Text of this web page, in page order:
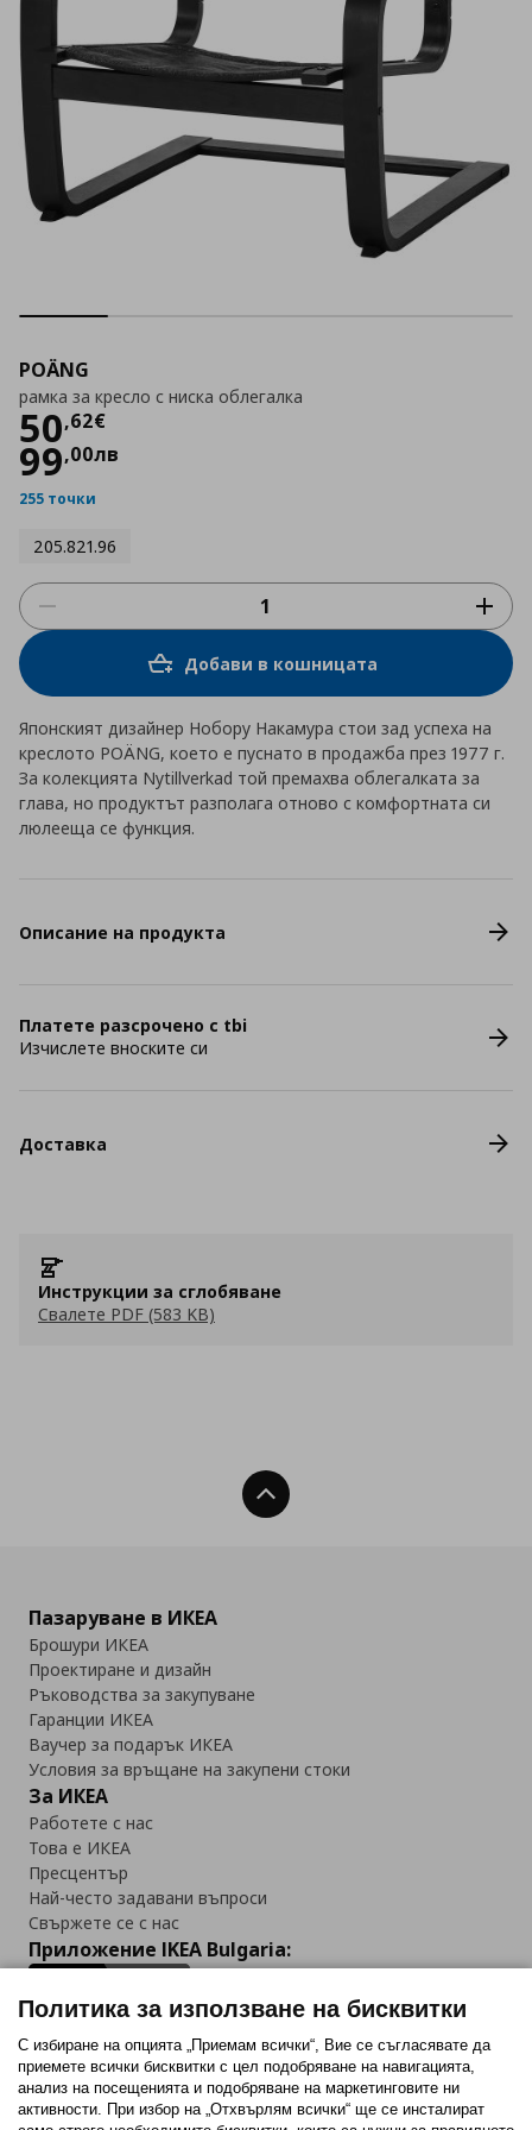
POÄNG
рамка за кресло с ниска облегалка
50,62€
Цена
99,00лв
255 точки
205.821.96
Добави в кошницата
Японският дизайнер Нобору Накамура стои зад успеха на
креслото POÄNG, което е пуснато в продажба през 1977 г.
За колекцията Nytillverkad той премахва облегалката за
глава, но продуктът разполага отново с комфортната си
люлееща се функция.
Описание на продукта
Платете разсрочено с tbi
Изчислете вноските си
Доставка
Инструкции за сглобяване
Свалете PDF (583 KB)
Нагоре
Пазаруване в ИКЕА
Брошури ИКЕА
Проектиране и дизайн
Ръководства за закупуване
Гаранции ИКЕА
Ваучер за подарък ИКЕА
Условия за връщане на закупени стоки
За ИКЕА
Работете с нас
Това е ИКЕА
Пресцентър
Най-често задавани въпроси
Свържете се с нас
Приложение IKEA Bulgaria:
Последвайте ни:
FacebookTwitterYoutubePinterestInstagram
Политика за използване на бисквитки
С избиране на опцията „Приемам всички“, Вие се съгласявате да
приемете всички бисквитки с цел подобряване на навигацията,
анализ на посещенията и подобряване на маркетинговите ни
активности. При избор на „Отхвърлям всички“ ще се инсталират